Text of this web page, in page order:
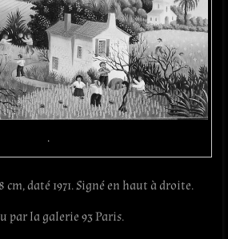
.
cm, daté 1971. Signé en haut à droite.
par la galerie 93 Paris.